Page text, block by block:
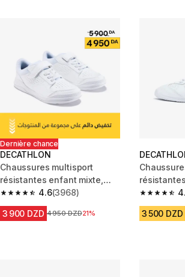
Dernière chance
DECATHLON
Chaussures multisport
résistantes enfant mixte,
Playventure yard blanc
4.6
4.6 out of 5 stars from 3968 reviews
(3968)
3 900 DZD Prix avant la réduction
4 950 DZD21%
4.7 out of
3 500 DZD